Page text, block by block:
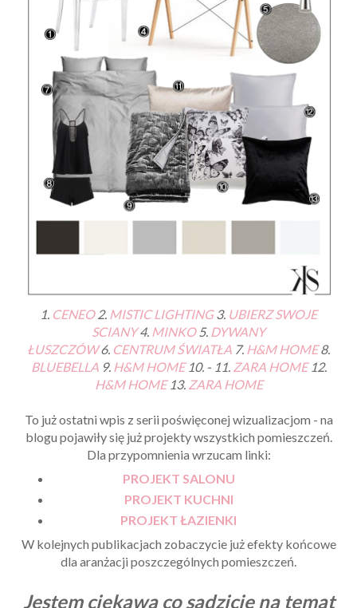
1. CENEO2. MISTIC LIGHTING3. UBIERZ SWOJE
SCIANY4. MINKO5. DYWANY
ŁUSZCZÓW 6. CENTRUM ŚWIATŁA 7. H&M HOME8.
BLUEBELLA9. H&M HOME10. - 11. ZARA HOME12.
H&M HOME13. ZARA HOME
To już ostatni wpis z serii poświęconej wizualizacjom - na
blogu pojawiły się już projekty wszystkich pomieszczeń.
Dla przypomnienia wrzucam linki:
PROJEKT SALONU
PROJEKT KUCHNI
PROJEKT ŁAZIENKI
W kolejnych publikacjach zobaczycie już efekty końcowe
dla aranżacji poszczególnych pomieszczeń.
Jestem ciekawa co sądzicie na temat